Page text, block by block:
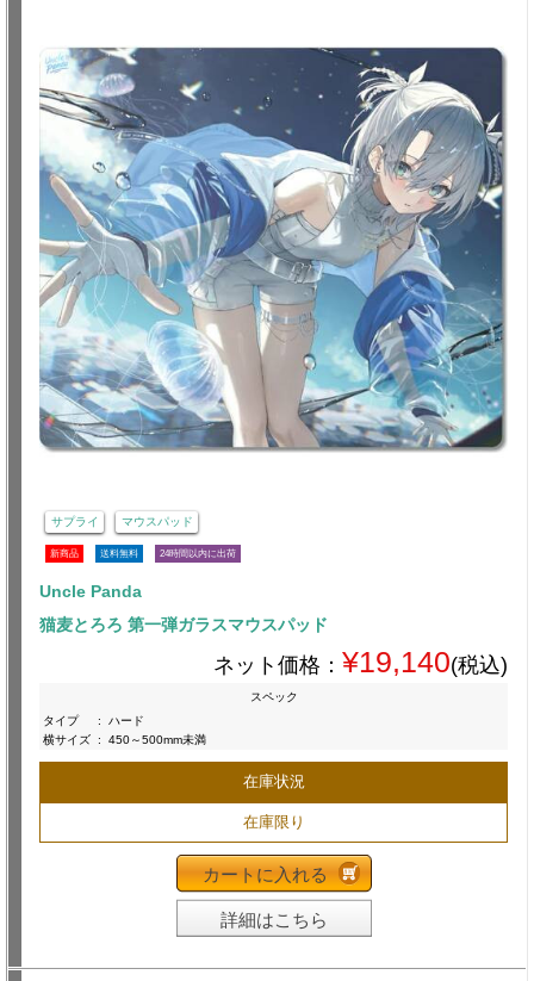
サプライ マウスパッド
新商品 送料無料 24時間以内に出荷
Uncle Panda
猫麦とろろ 第一弾ガラスマウスパッド
ネット価格： ¥19,140(税込)
スペック
タイプ
:
ハード
横サイズ : 450～500mm未満
在庫状況
在庫限り
カートに入れる
詳細はこちら